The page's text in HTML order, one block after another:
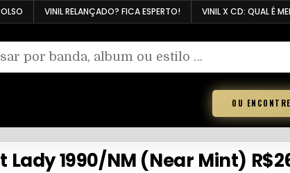
VINIL RELANÇADO? FICA ESPERTO! VINIL X CD: QUAL É
OU
Lady 1990/NM (Near Mint)